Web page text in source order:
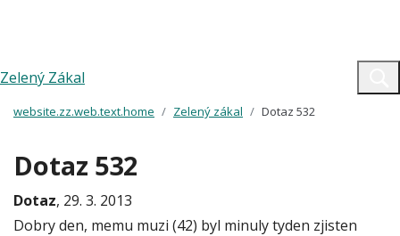
Zelený Zákal
website.zz.web.text.home Zelený zákal Dotaz 532
Dotaz 532
Dotaz, 29. 3. 2013
Dobry den, memu muzi (42) byl minuly tyden zjisten